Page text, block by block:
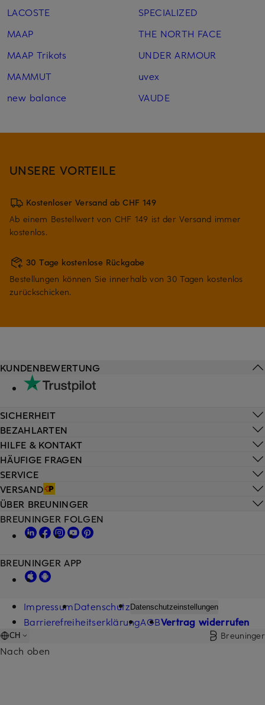
LACOSTE
MAAP
MAAP Trikots
MAMMUT
new balance
SPECIALIZED
THE NORTH FACE
UNDER ARMOUR
uvex
VAUDE
UNSERE VORTEILE
Kostenloser Versand ab CHF 149
Ab einem Bestellwert von CHF 149 ist der Versand immer
kostenlos.
30 Tage kostenlose Rückgabe
Bestellungen können Sie innerhalb von 30 Tagen kostenlos
zurückschicken.
HILFE & KONTAKT
HÄUFIGE FRAGEN
SERVICE
VERSAND
KUNDENBEWERTUNG
SICHERHEIT
BEZAHLARTEN
ÜBER BREUNINGER
BREUNINGER FOLGEN
BREUNINGER APP
ImpressumDatenschutzDatenschutzeinstellungen
BarrierefreiheitserklärungAGBVertrag widerrufen
CH Breuninger
Nach oben